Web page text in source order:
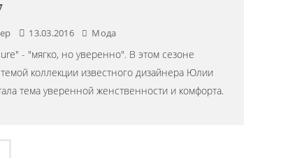
13.03.2016 Мода
- "мягко, но уверенно". В этом сезоне
коллекции известного дизайнера Юлии
тема уверенной женственности и комфорта.